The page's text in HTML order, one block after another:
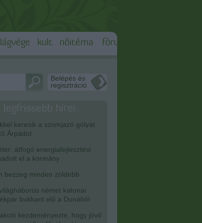
kult nőitéma fórum
Belépés és
regisztráció
legfrissebb hírei:
keresik a szomjazó gólyát
Árpádot
átfogó energiafejlesztési
el a kormány
bezzeg minden zöldebb
német katonai
bukkant elő a Dunából
kezdeményezte, hogy jövő